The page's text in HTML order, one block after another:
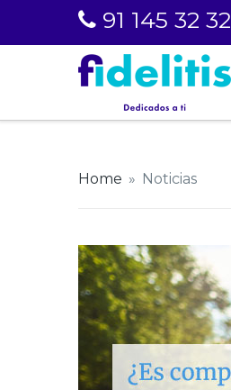
91 145 32 32
Home » Noticias